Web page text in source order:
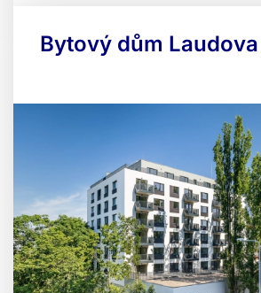
Bytový dům Laudova